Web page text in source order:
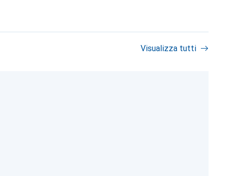
Visualizza tutti